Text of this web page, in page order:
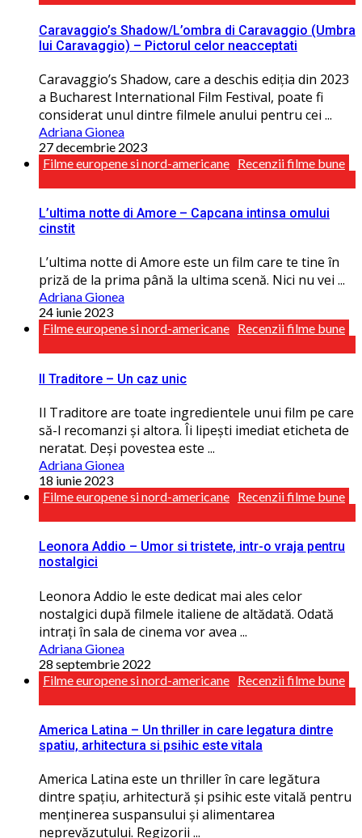
Caravaggio’s Shadow/L’ombra di Caravaggio (Umbra
lui Caravaggio) – Pictorul celor neacceptati
Caravaggio’s Shadow, care a deschis ediţia din 2023
a Bucharest International Film Festival, poate fi
considerat unul dintre filmele anului pentru cei ...
Adriana Gionea
27 decembrie 2023
Filme europene si nord-americane Recenzii filme bune
L’ultima notte di Amore – Capcana intinsa omului
cinstit
L’ultima notte di Amore este un film care te tine în
priză de la prima până la ultima scenă. Nici nu vei ...
Adriana Gionea
24 iunie 2023
Filme europene si nord-americane Recenzii filme bune
Il Traditore – Un caz unic
Il Traditore are toate ingredientele unui film pe care
să-l recomanzi și altora. Îi lipești imediat eticheta de
neratat. Deși povestea este ...
Adriana Gionea
18 iunie 2023
Filme europene si nord-americane Recenzii filme bune
Leonora Addio – Umor si tristete, intr-o vraja pentru
nostalgici
Leonora Addio le este dedicat mai ales celor
nostalgici după filmele italiene de altădată. Odată
intraţi în sala de cinema vor avea ...
Adriana Gionea
28 septembrie 2022
Filme europene si nord-americane Recenzii filme bune
America Latina – Un thriller in care legatura dintre
spatiu, arhitectura si psihic este vitala
America Latina este un thriller în care legătura
dintre spaţiu, arhitectură și psihic este vitală pentru
menţinerea suspansului și alimentarea
neprevăzutului. Regizorii ...